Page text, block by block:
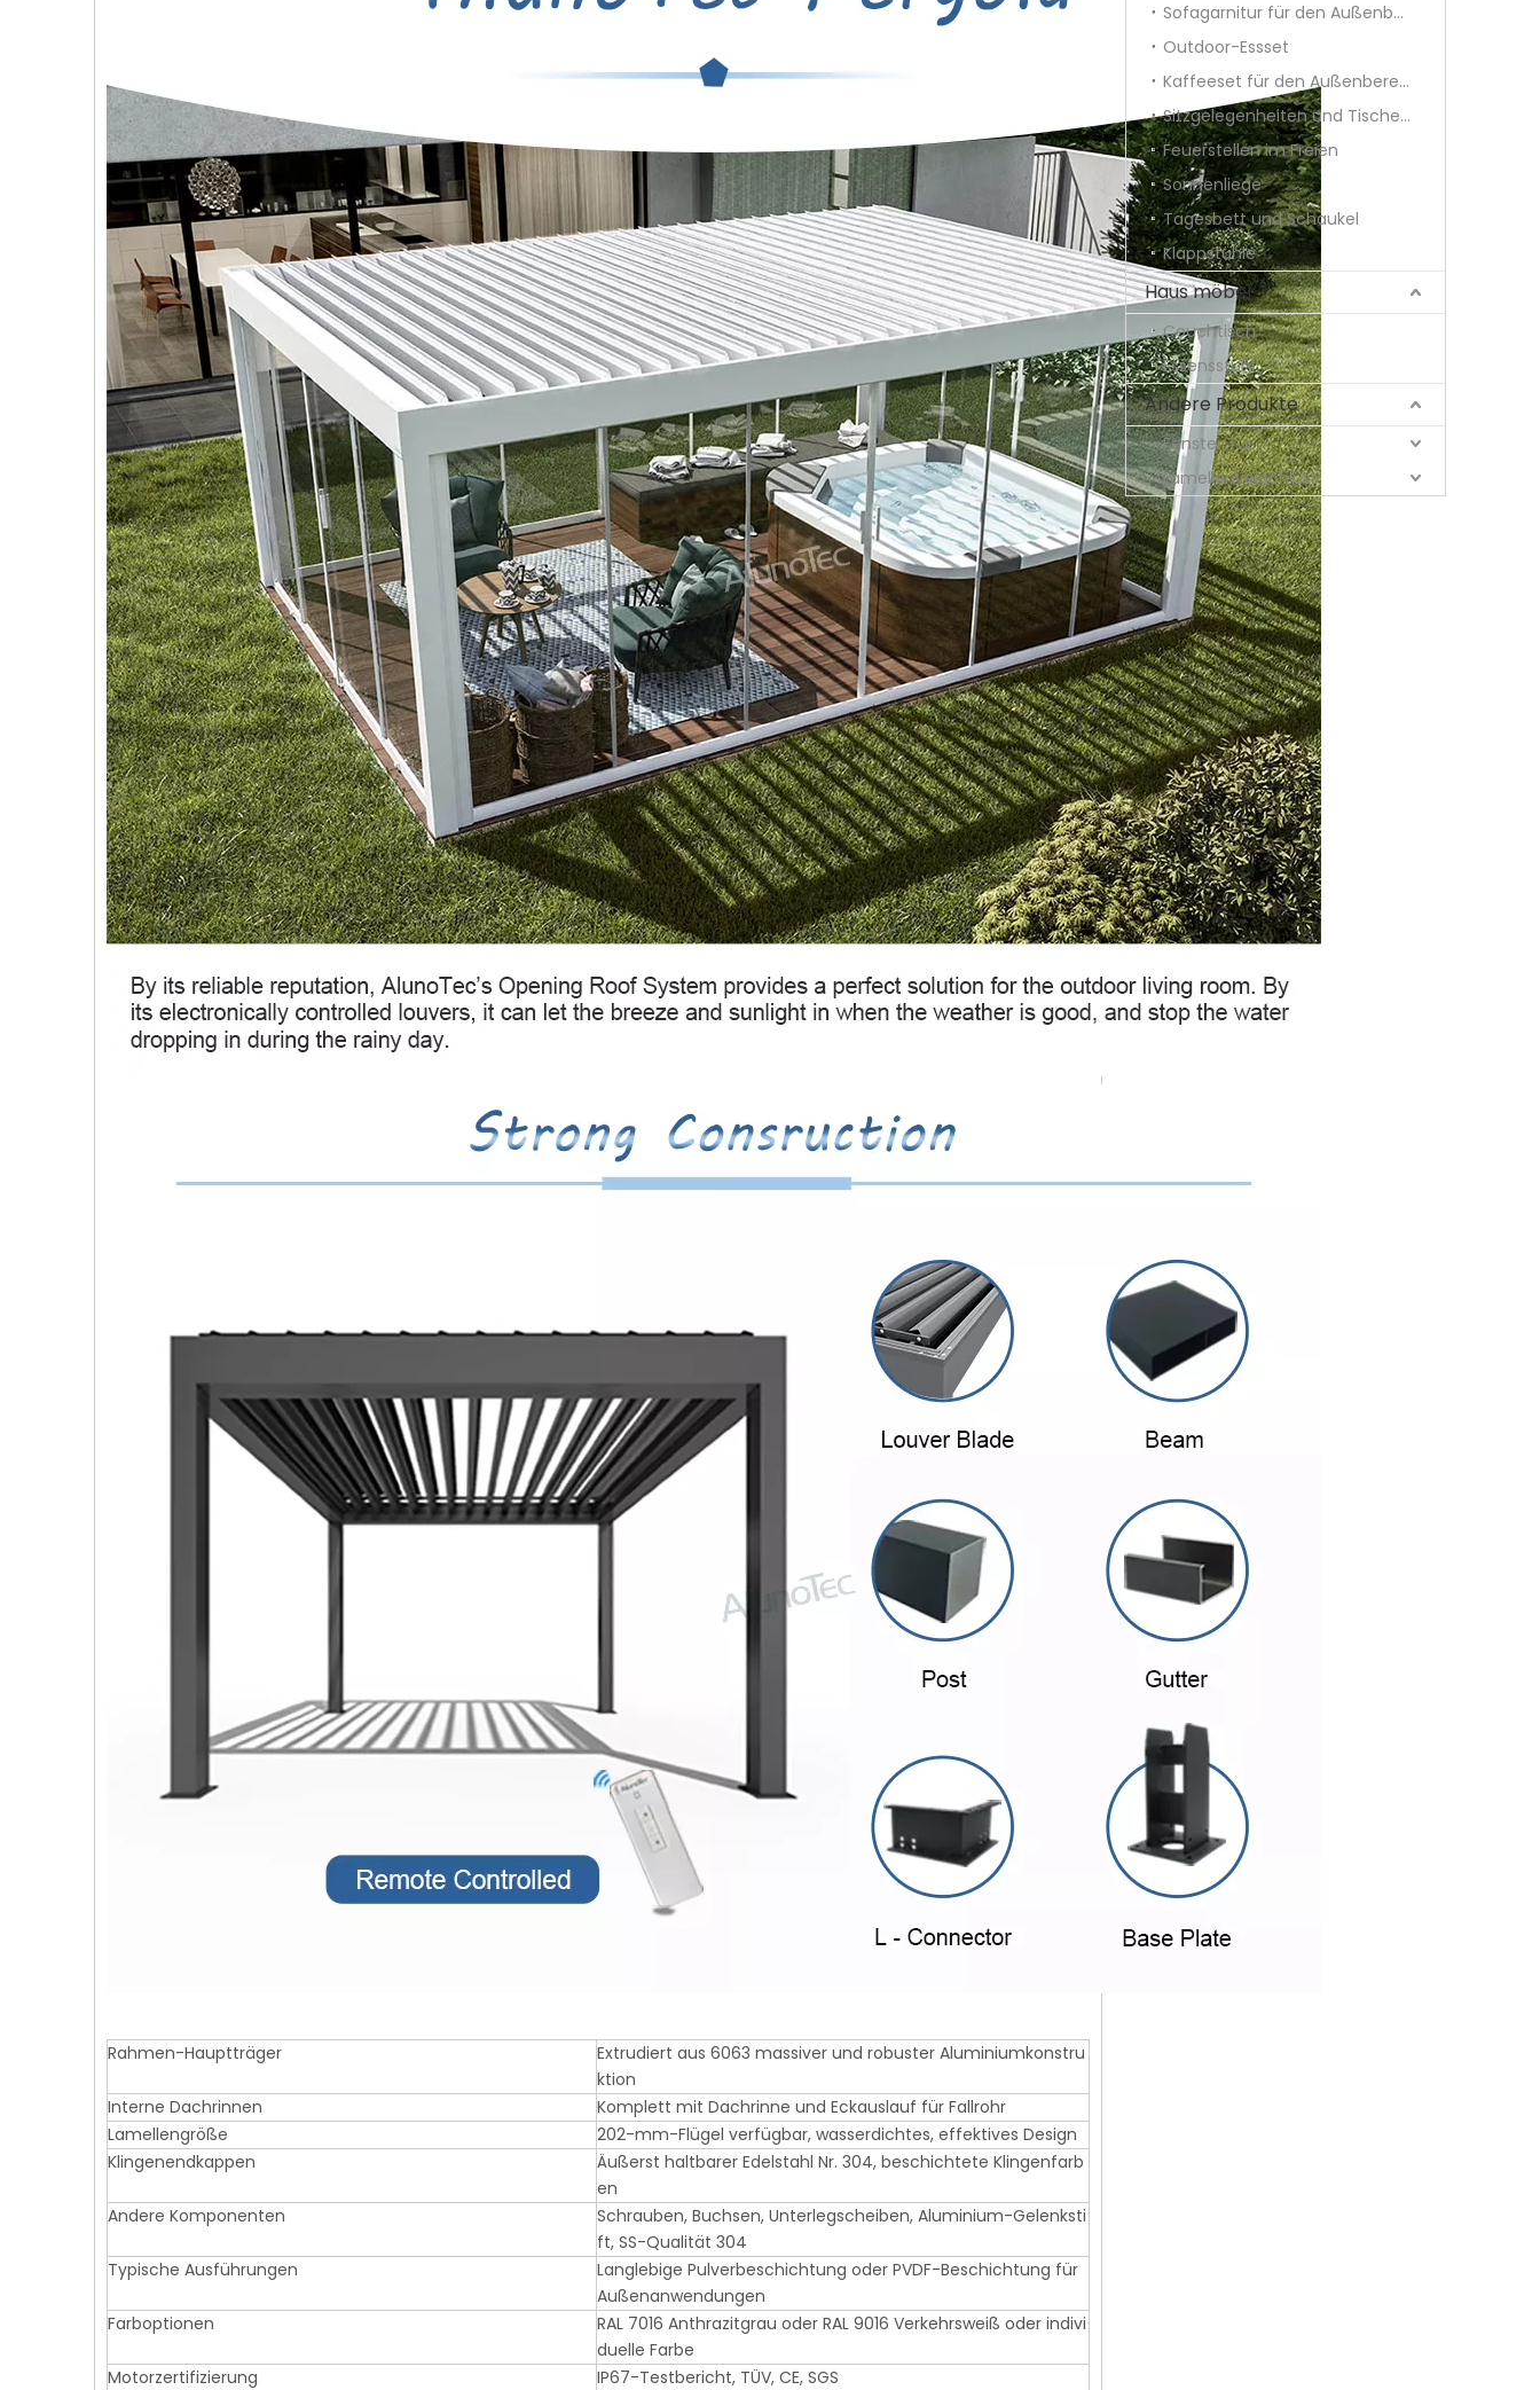
Rahmen-Hauptträger
Extrudiert aus 6063 massiver und robuster Aluminiumkonstru
ktion
Interne Dachrinnen
Komplett mit Dachrinne und Eckauslauf für Fallrohr
Lamellengröße
202-mm-Flügel verfügbar, wasserdichtes, effektives Design
Klingenendkappen
Äußerst haltbarer Edelstahl Nr. 304, beschichtete Klingenfarb
en
Andere Komponenten
Schrauben, Buchsen, Unterlegscheiben, Aluminium-Gelenksti
ft, SS-Qualität 304
Typische Ausführungen
Langlebige Pulverbeschichtung oder PVDF-Beschichtung für
Außenanwendungen
Farboptionen
RAL 7016 Anthrazitgrau oder RAL 9016 Verkehrsweiß oder indivi
duelle Farbe
Motorzertifizierung
IP67-Testbericht, TÜV, CE, SGS
Sofagarnitur für den Außenbereich
Outdoor-Essset
Kaffeeset für den Außenbereich
Sitzgelegenheiten und Tische im Freien
Feuerstellen im Freien
Sonnenliege
Tagesbett und Schaukel
Klappstühle
Haus möbel
Couchtisch
Essensstuhl
Andere Produkte
Fenster Tür
Lamellenverschluss